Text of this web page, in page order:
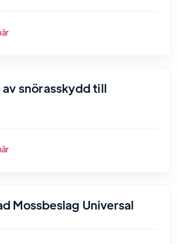
snörasskydd till
Mossbeslag Universal